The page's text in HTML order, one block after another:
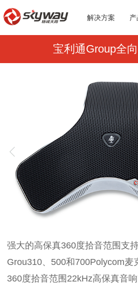
解决方案
宝利通Group全
强大的高保真360度拾音范围支
Grou310、500和700Polycom麦
360度拾音范围22kHz高保真音